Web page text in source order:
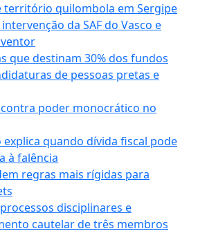
território quilombola em Sergipe
da SAF do Vasco e
que destinam 30% dos fundos
de pessoas pretas e
contra poder monocrático no
quando dívida fiscal pode
à falência
regras mais rígidas para
disciplinares e
cautelar de três membros